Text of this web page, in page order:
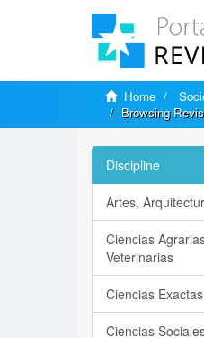
Home
Browsing
Discipline
Artes,
Ciencias
Veterinarias
Ciencias
Ciencias